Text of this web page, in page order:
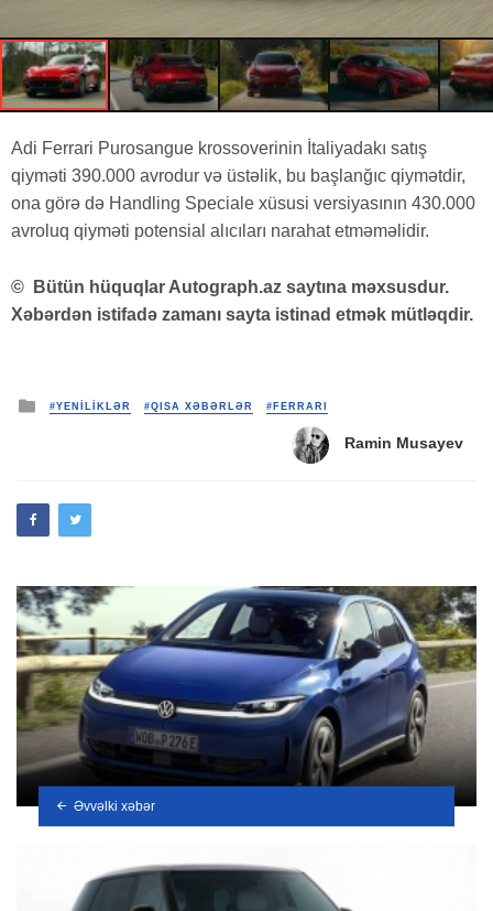
Adi Ferrari Purosangue krossoverinin İtaliyadakı satış
qiyməti 390.000 avrodur və üstəlik, bu başlanğıc qiymətdir,
ona görə də Handling Speciale xüsusi versiyasının 430.000
avroluq qiyməti potensial alıcıları narahat etməməlidir.
©
Bütün hüquqlar Autograph.az saytına məxsusdur.
Xəbərdən istifadə zamanı sayta istinad etmək mütləqdir.
Posted
#YENİLİKLƏR #QISA XƏBƏRLƏR #FERRARI
Ramin Musayev
Əvvəlki xəbər